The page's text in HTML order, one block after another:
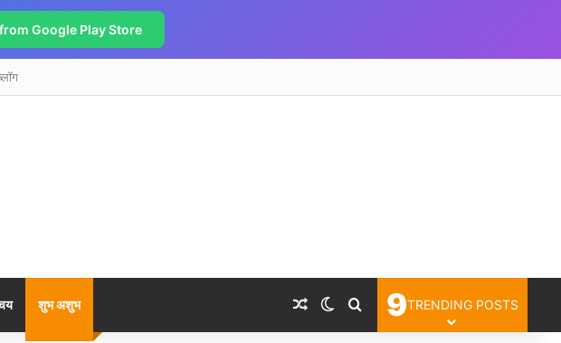
Google Play Store
शुभ अशुभ Random Article
Switch skin
Search for
9TRENDING POSTS